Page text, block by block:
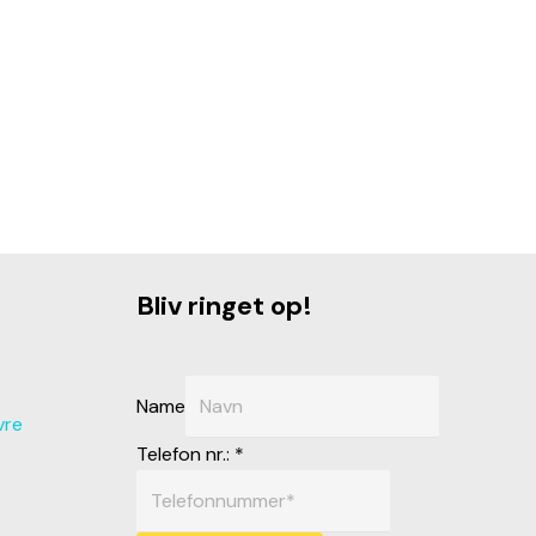
Bliv ringet op!
Name
Telefon nr.: *